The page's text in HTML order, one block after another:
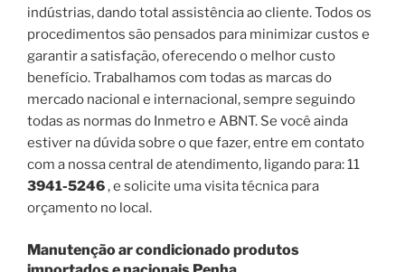
indústrias, dando total assistência ao cliente. Todos os
procedimentos são pensados para minimizar custos e
garantir a satisfação, oferecendo o melhor custo
benefício. Trabalhamos com todas as marcas do
mercado nacional e internacional, sempre seguindo
todas as normas do Inmetro e ABNT. Se você ainda
estiver na dúvida sobre o que fazer, entre em contato
com a nossa central de atendimento, ligando para: 11
3941-5246, e solicite uma visita técnica para
orçamento no local.
Manutenção ar condicionado produtos